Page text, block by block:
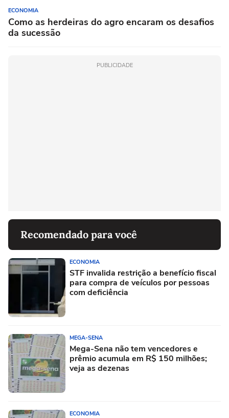
ECONOMIA
Como as herdeiras do agro encaram os desafios
da sucessão
PUBLICIDADE
Recomendado para você
ECONOMIA
STF invalida restrição a benefício fiscal
para compra de veículos por pessoas
com deficiência
MEGA-SENA
Mega-Sena não tem vencedores e
prêmio acumula em R$ 150 milhões;
veja as dezenas
ECONOMIA